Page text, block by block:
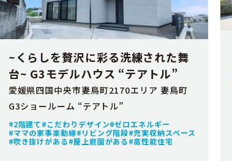
~くらしを贅沢に彩る洗練された舞
台~ G3モデルハウス “テアトル”
愛媛県四国中央市妻鳥町2170エリア 妻鳥町
G3ショールーム “テアトル”
2階建て こだわりデザイン ゼロエネルギー
ママの家事楽動線
リビング階段 充実収納スペース
吹き抜けがある 屋上庭園がある 高性能住宅